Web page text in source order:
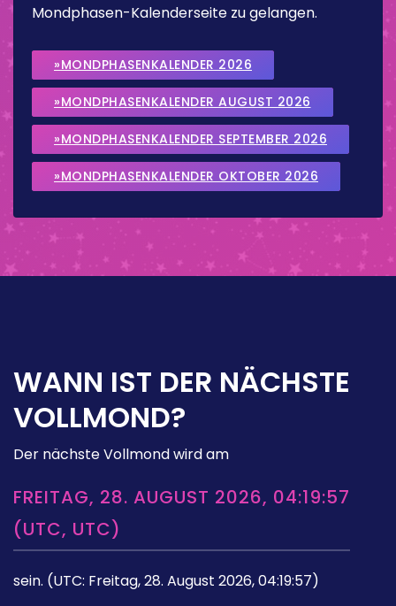
Mondphasen-Kalenderseite zu gelangen.
»MONDPHASENKALENDER 2026
»MONDPHASENKALENDER AUGUST 2026
»MONDPHASENKALENDER SEPTEMBER 2026
»MONDPHASENKALENDER OKTOBER 2026
WANN IST DER NÄCHSTE
VOLLMOND?
Der nächste Vollmond wird am
FREITAG, 28. AUGUST 2026, 04:19:57
(UTC, UTC)
sein. (UTC: Freitag, 28. August 2026, 04:19:57)